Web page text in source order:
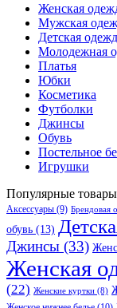
Женская
Мужская
Детская
Молодежная
Платья
Юбки
Косметика
Футболки
Джинсы
Обувь
Постельное
Игрушки
Популярные товары
Аксессуары (9) Брендовая
обувь (13)
Джинсы (33)
Женская
(22) Женские куртки (8)